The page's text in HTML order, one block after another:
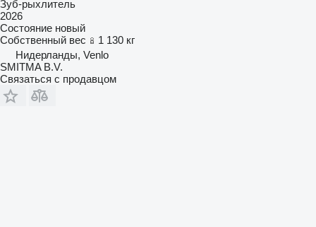
Зуб-рыхлитель
2026
Состояние новый
Собственный вес
1 130 кг
Нидерланды, Venlo
SMITMA B.V.
Связаться с продавцом